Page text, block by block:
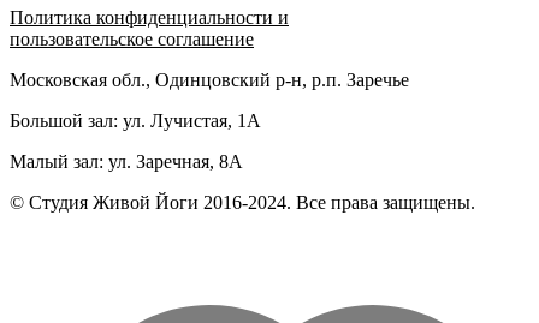
Политика конфиденциальности и
пользовательское соглашение
Московская обл., Одинцовский р-н, р.п. Заречье
Большой зал: ул. Лучистая, 1А
Малый зал: ул. Заречная, 8А
© Студия Живой Йоги 2016-2024. Все права защищены.